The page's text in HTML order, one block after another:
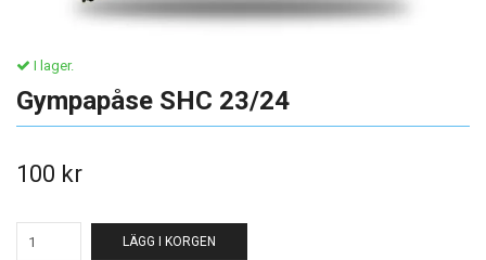
I lager.
Gympapåse SHC 23/24
100 kr
LÄGG I KORGEN